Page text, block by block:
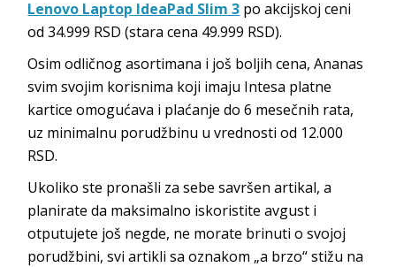
Lenovo Laptop IdeaPad Slim 3 po akcijskoj ceni
od 34.999 RSD (stara cena 49.999 RSD).
Osim odličnog asortimana i još boljih cena, Ananas
svim svojim korisnima koji imaju Intesa platne
kartice omogućava i plaćanje do 6 mesečnih rata,
uz minimalnu porudžbinu u vrednosti od 12.000
RSD.
Ukoliko ste pronašli za sebe savršen artikal, a
planirate da maksimalno iskoristite avgust i
otputujete još negde, ne morate brinuti o svojoj
porudžbini, svi artikli sa oznakom „a brzo“ stižu na